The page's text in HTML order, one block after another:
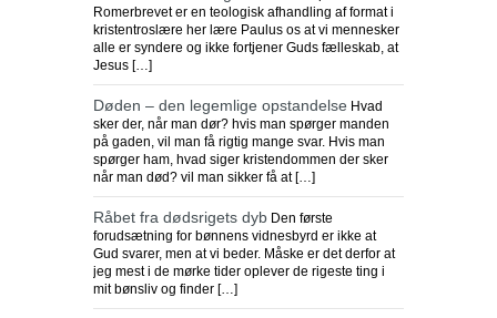
Romerbrevet er en teologisk afhandling af format i
kristentroslære her lære Paulus os at vi mennesker
alle er syndere og ikke fortjener Guds fælleskab, at
Jesus […]
Døden – den legemlige opstandelse Hvad
sker der, når man dør? hvis man spørger manden
på gaden, vil man få rigtig mange svar. Hvis man
spørger ham, hvad siger kristendommen der sker
når man død? vil man sikker få at […]
Råbet fra dødsrigets dyb Den første
forudsætning for bønnens vidnesbyrd er ikke at
Gud svarer, men at vi beder. Måske er det derfor at
jeg mest i de mørke tider oplever de rigeste ting i
mit bønsliv og finder […]